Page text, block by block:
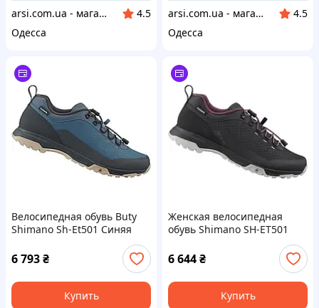
arsi.com.ua - магазин техники
4.5
Одесса
arsi.com.ua - магазин техники
4.5
Одесса
Велосипедная обувь Buty
Shimano Sh-Et501 Синяя
6 793₴
Купить
Женская велосипедная
обувь Shimano SH-ET501
6 644₴
Купить